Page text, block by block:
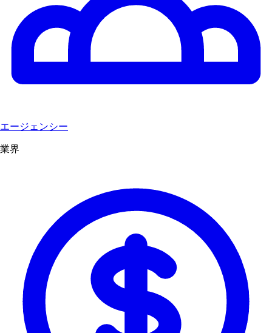
エージェンシー
業界